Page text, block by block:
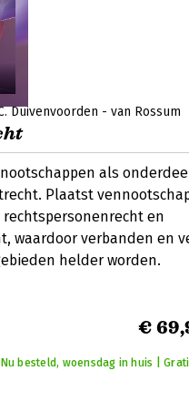
Duivenvoorden - van Rossum
als
Plaatst
en
waardoor verbanden en
helder worden.
€
Nu besteld, woensdag in huis |